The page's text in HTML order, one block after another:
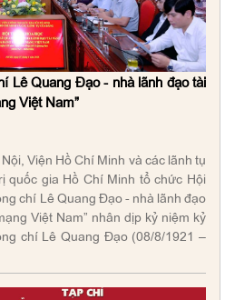
Lê Quang Đạo - nhà lãnh đạo tài
Việt Nam”
Viện Hồ Chí Minh và các lãnh tụ
quốc gia Hồ Chí Minh tổ chức Hội
chí Lê Quang Đạo - nhà lãnh đạo
Việt Nam” nhân dịp kỷ niệm kỷ
chí Lê Quang Đạo (08/8/1921 –